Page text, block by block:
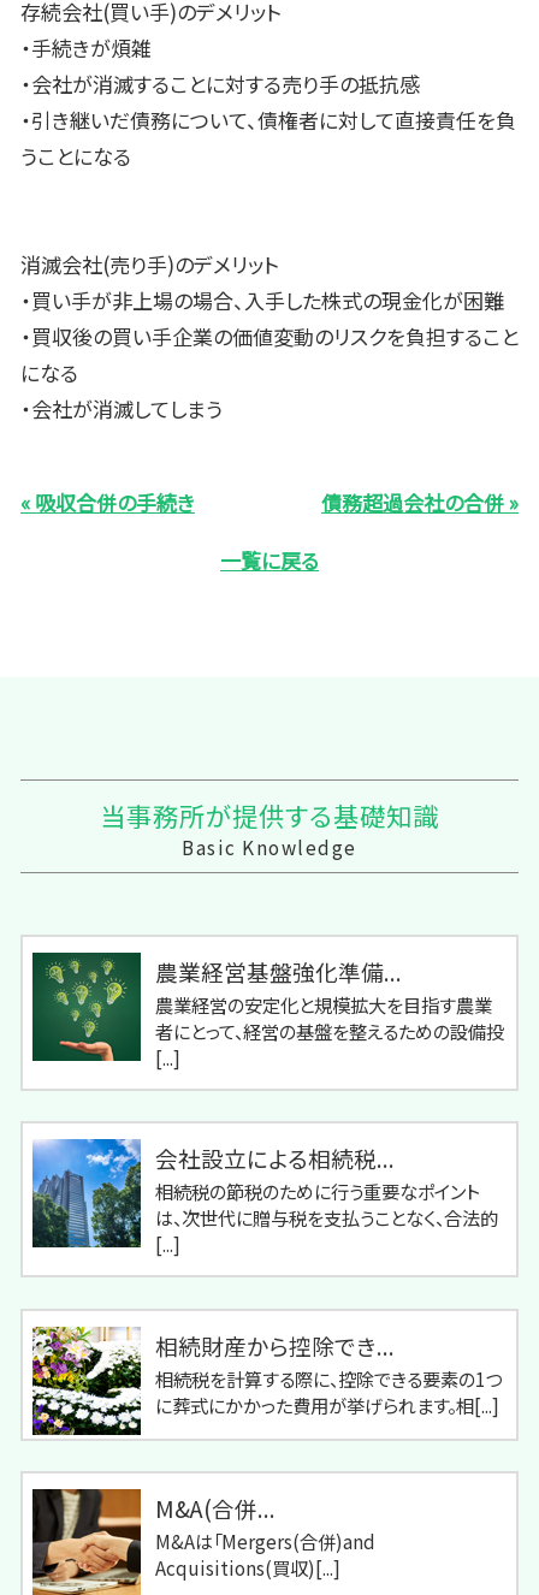
存続会社(買い手)のデメリット
・手続きが煩雑
・会社が消滅することに対する売り手の抵抗感
・引き継いだ債務について、債権者に対して直接責任を負
うことになる
消滅会社(売り手)のデメリット
・買い手が非上場の場合、入手した株式の現金化が困難
・買収後の買い手企業の価値変動のリスクを負担すること
になる
・会社が消滅してしまう
« 吸収合併の手続き
債務超過会社の合併 »
一覧に戻る
当事務所が提供する基礎知識
Basic Knowledge
農業経営基盤強化準備...
農業経営の安定化と規模拡大を目指す農業
者にとって、経営の基盤を整えるための設備投
[...]
会社設立による相続税...
相続税の節税のために行う重要なポイント
は、次世代に贈与税を支払うことなく、合法的
[...]
相続財産から控除でき...
相続税を計算する際に、控除できる要素の1つ
に葬式にかかった費用が挙げられます。相[...]
M&A(合併...
M&Aは「Mergers(合併)and
Acquisitions(買収)[...]